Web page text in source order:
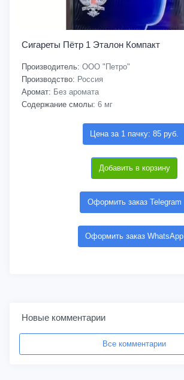
Сигареты Пётр 1 Эталон Компакт
Производитель: ООО "Петро"
Производство: Россия
Аромат: Без аромата
Содержание смолы: 6 мг
Цена за 1 пачку: 85 руб.
Добавить в корзину
Оформить заказ Telegram
Оформить заказ WhatsApp
Новые комментарии
Все комментарии